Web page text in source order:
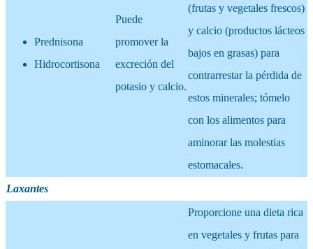
Prednisona
Hidrocortisona
Puede
promover la
excreción del
potasio y calcio.
(frutas y vegetales frescos)
y calcio (productos lácteos
bajos en grasas) para
contrarrestar la pérdida de
estos minerales; tómelo
con los alimentos para
aminorar las molestias
estomacales.
Laxantes
Proporcione una dieta rica
en vegetales y frutas para